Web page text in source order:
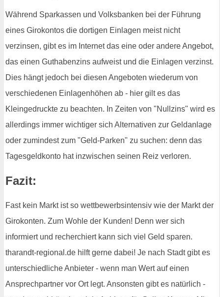
Während Sparkassen und Volksbanken bei der Führung
eines Girokontos die dortigen Einlagen meist nicht
verzinsen, gibt es im Internet das eine oder andere Angebot,
das einen Guthabenzins aufweist und die Einlagen verzinst.
Dies hängt jedoch bei diesen Angeboten wiederum von
verschiedenen Einlagenhöhen ab - hier gilt es das
Kleingedruckte zu beachten. In Zeiten von "Nullzins" wird es
allerdings immer wichtiger sich Alternativen zur Geldanlage
oder zumindest zum "Geld-Parken" zu suchen: denn das
Tagesgeldkonto hat inzwischen seinen Reiz verloren.
Fazit:
Fast kein Markt ist so wettbewerbsintensiv wie der Markt der
Girokonten. Zum Wohle der Kunden! Denn wer sich
informiert und recherchiert kann sich viel Geld sparen.
tharandt-regional.de hilft gerne dabei! Je nach Stadt gibt es
unterschiedliche Anbieter - wenn man Wert auf einen
Ansprechpartner vor Ort legt. Ansonsten gibt es natürlich -